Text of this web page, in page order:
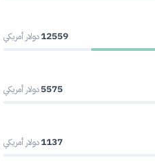
12559دولار أمريكي
5575دولار أمريكي
1137دولار أمريكي